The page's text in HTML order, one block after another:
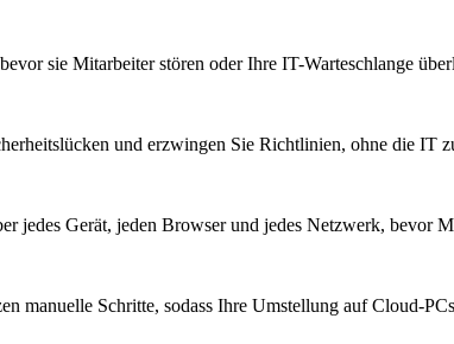
sie Mitarbeiter stören oder Ihre IT-Warteschlange
und erzwingen Sie Richtlinien, ohne die IT
jedes Gerät, jeden Browser und jedes Netzwerk, bevor
manuelle Schritte, sodass Ihre Umstellung auf Cloud-